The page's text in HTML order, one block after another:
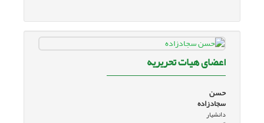
اعضای هیات تحریریه
حسن
سجادزاده
دانشیار